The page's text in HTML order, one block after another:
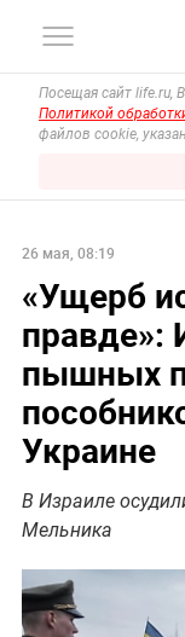
Посещая сайт life.ru,
Политикой
файлов cookie,
26 мая, 08:19
«Ущерб
правде»:
пышных
Украине
В Израиле
Мельника